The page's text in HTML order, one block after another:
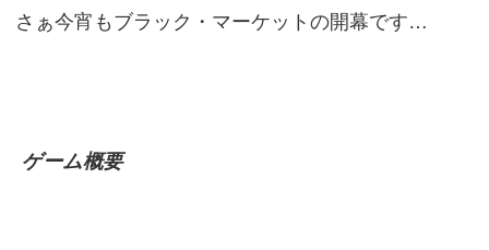
さぁ今宵もブラック・マーケットの開幕です…
ゲーム概要